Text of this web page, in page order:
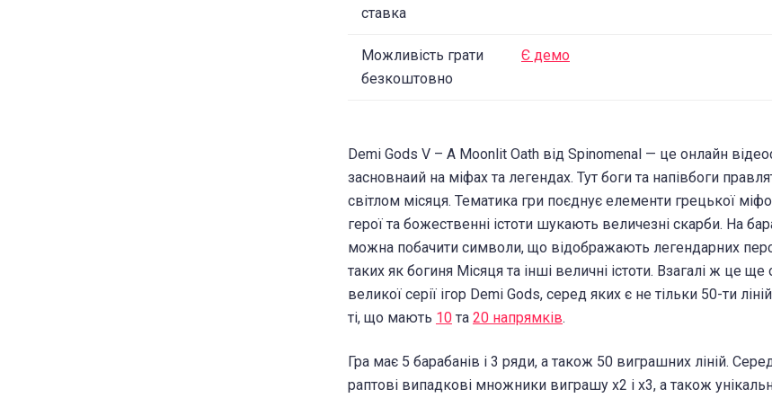
ставка
Можливість грати
безкоштовно
Є демо
Demi Gods V – A Moonlit Oath від Spinomenal — це онлайн
засновнаий на міфах та легендах. Тут боги та напівбоги
світлом місяця. Тематика гри поєднує елементи грецької
герої та божественні істоти шукають величезні скарби. На
можна побачити символи, що відображають легендарних
таких як богиня Місяця та інші величні істоти. Взагалі ж це ще
великої серії ігор Demi Gods, серед яких є не тільки 50-ти
ті, що мають 10та 20 напрямків.
Гра має 5 барабанів і 3 ряди, а також 50 виграшних ліній.
раптові випадкові множники виграшу х2 і х3, а також